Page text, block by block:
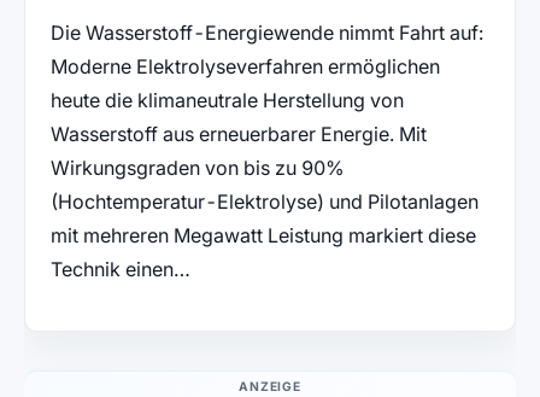
Die Wasserstoff-Energiewende nimmt Fahrt auf:
Moderne Elektrolyseverfahren ermöglichen
heute die klimaneutrale Herstellung von
Wasserstoff aus erneuerbarer Energie. Mit
Wirkungsgraden von bis zu 90%
(Hochtemperatur-Elektrolyse) und Pilotanlagen
mit mehreren Megawatt Leistung markiert diese
Technik einen…
ANZEIGE